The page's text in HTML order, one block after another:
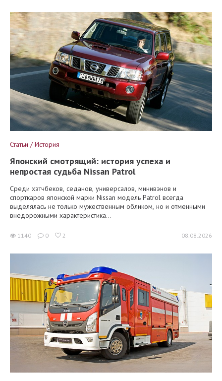
Статьи / История
Японский смотрящий: история успеха и
непростая судьба Nissan Patrol
Среди хэтчбеков, седанов, универсалов, минивэнов и
спорткаров японской марки Nissan модель Patrol всегда
выделялась не только мужественным обликом, но и отменными
внедорожными характеристика...
1140 0 2 08.08.2026